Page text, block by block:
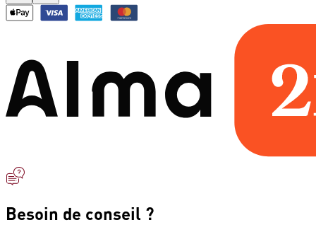
Besoin de conseil ?